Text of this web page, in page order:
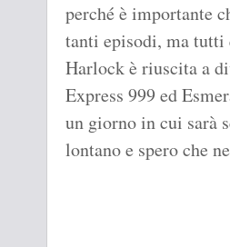
perché è importante
tanti episodi, ma
Harlock è riuscita a
Express 999 ed
un giorno in cui sarà
lontano e spero che